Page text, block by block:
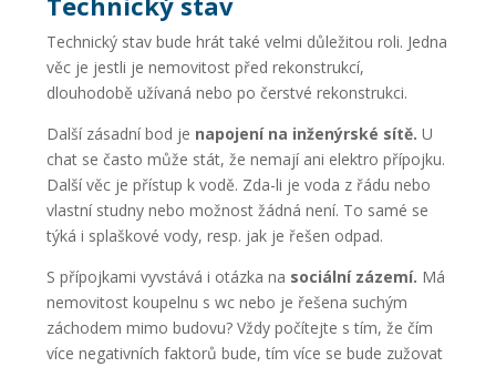
Technický stav bude hrát také velmi důležitou roli. Jedna
věc je jestli je nemovitost před rekonstrukcí,
dlouhodobě užívaná nebo po čerstvé rekonstrukci.
Další zásadní bod je napojení na inženýrské sítě. U
chat se často může stát, že nemají ani elektro přípojku.
Další věc je přístup k vodě. Zda-li je voda z řádu nebo
vlastní studny nebo možnost žádná není. To samé se
týká i splaškové vody, resp. jak je řešen odpad.
S přípojkami vyvstává i otázka na sociální zázemí. Má
nemovitost koupelnu s wc nebo je řešena suchým
záchodem mimo budovu? Vždy počítejte s tím, že čím
více negativních faktorů bude, tím více se bude zužovat